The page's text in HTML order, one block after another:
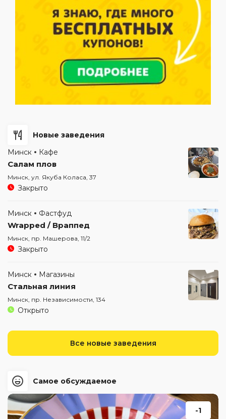
Новые заведения
Минск
Кафе
Салам плов
Минск, ул. Якуба Коласа, 37
Закрыто
Минск Фастфуд
Wrapped / Враппед
Минск, пр. Машерова, 11/2
Закрыто
Минск Магазины
Стальная линия
Минск, пр. Независимости, 134
Открыто
Все новые заведения
Самое обсуждаемое
-1